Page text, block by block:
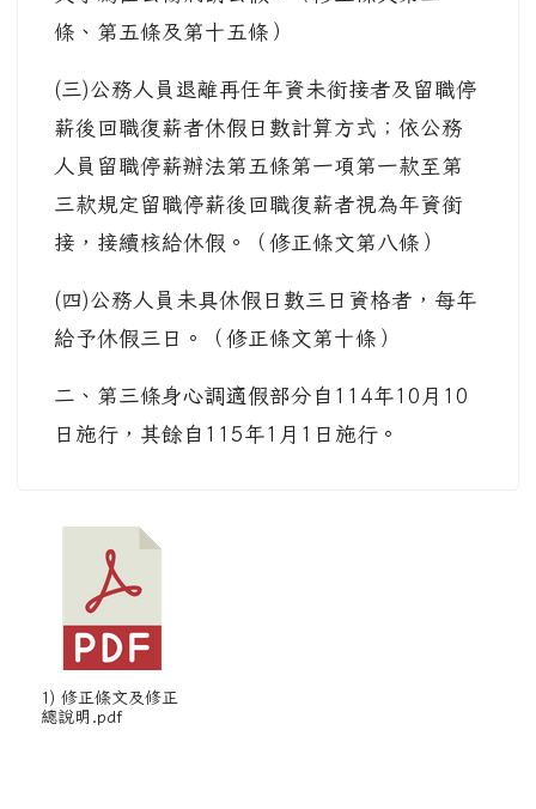
條、第五條及第十五條）
(三)公務人員退離再任年資未銜接者及留職停
薪後回職復薪者休假日數計算方式；依公務
人員留職停薪辦法第五條第一項第一款至第
三款規定留職停薪後回職復薪者視為年資銜
接，接續核給休假。（修正條文第八條）
(四)公務人員未具休假日數三日資格者，每年
給予休假三日。（修正條文第十條）
二、第三條身心調適假部分自114年10月10
日施行，其餘自115年1月1日施行。
1) 修正條文及修正
總說明.pdf